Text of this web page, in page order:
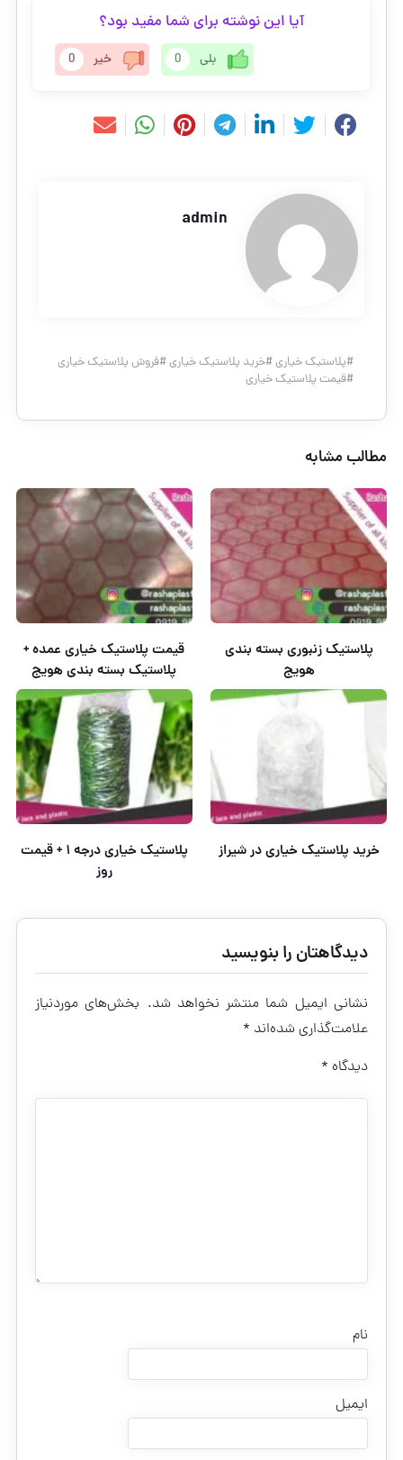
آیا این نوشته برای شما مفید بود؟
بلی 0 خیر 0
admin
#پلاستیک خیاری#خرید پلاستیک خیاری#فروش پلاستیک خیاری
#قیمت پلاستیک خیاری
مطالب مشابه
پلاستیک زنبوری بسته بندی
هویج
قیمت پلاستیک خیاری عمده +
پلاستیک بسته بندی هویج
خرید پلاستیک خیاری در شیراز
پلاستیک خیاری درجه ۱ + قیمت
روز
دیدگاهتان را بنویسید
نشانی ایمیل شما منتشر نخواهد شد. بخش‌های موردنیاز
علامت‌گذاری شده‌اند *
دیدگاه *
نام
ایمیل